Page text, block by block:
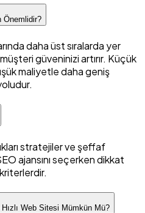
Önemlidir?
daha üst sıralarda yer
güveninizi artırır. Küçük
maliyetle daha geniş
stratejiler ve şeffaf
ajansını seçerken dikkat
Web Sitesi Mümkün Mü?